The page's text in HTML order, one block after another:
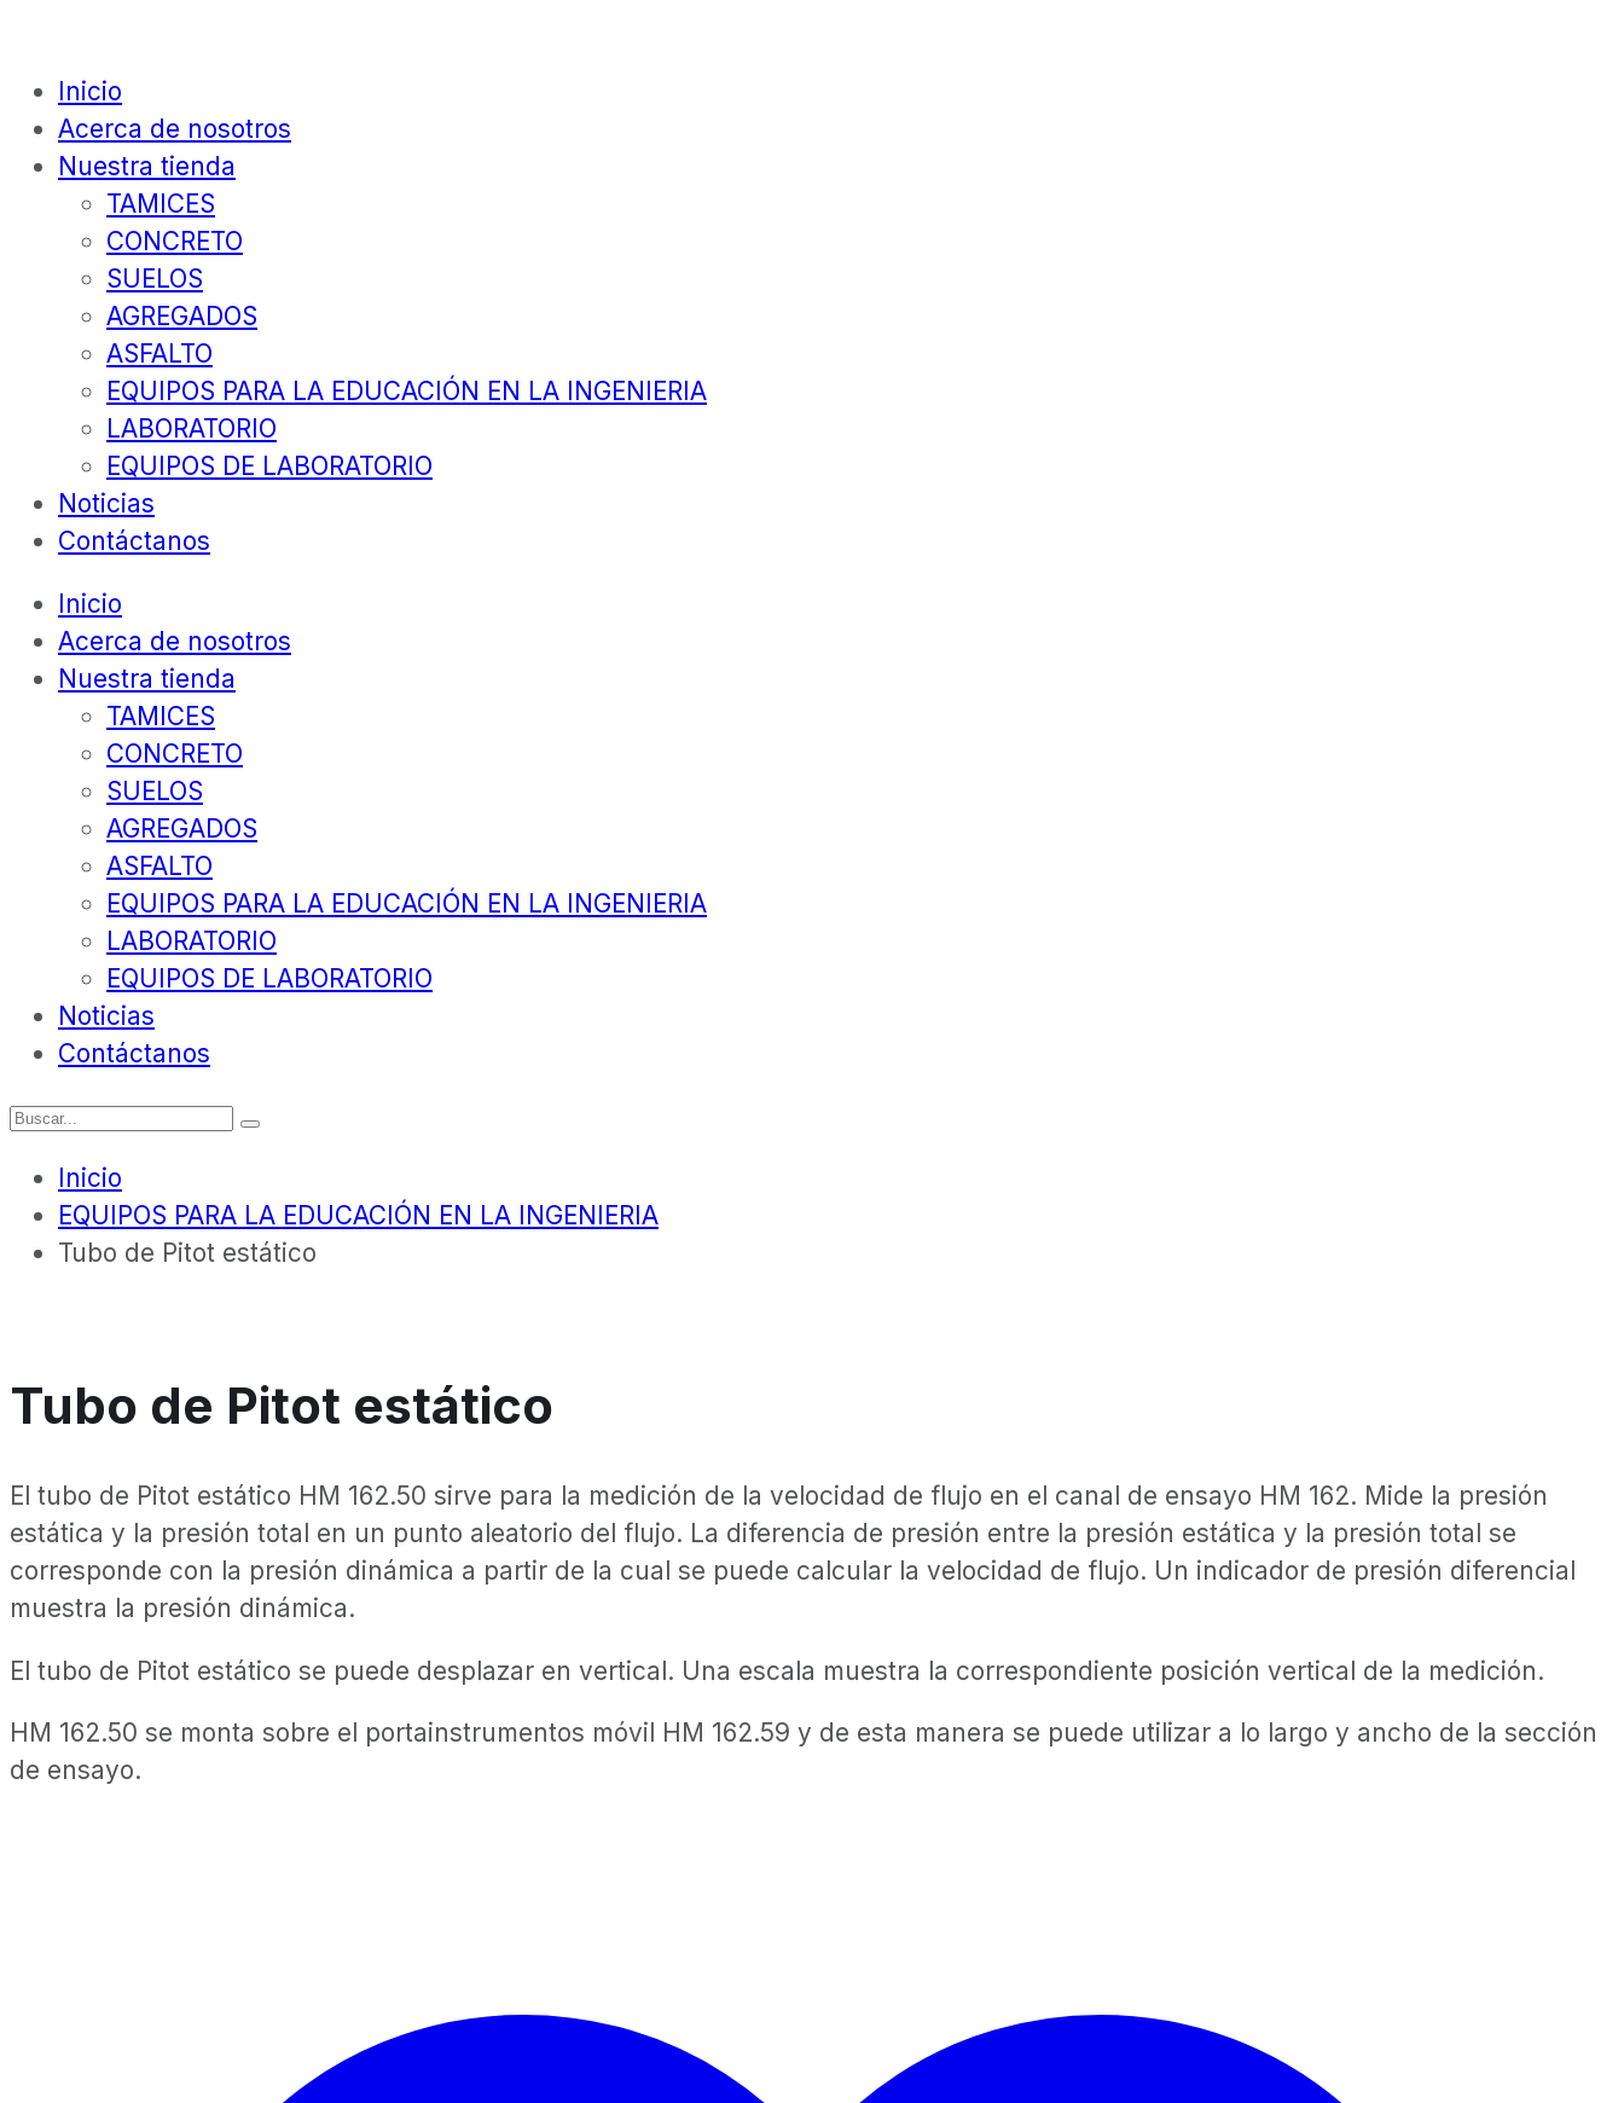
Inicio
Acerca de nosotros
Nuestra tienda
TAMICES
CONCRETO
SUELOS
AGREGADOS
ASFALTO
EQUIPOS PARA LA EDUCACIÓN EN LA INGENIERIA
LABORATORIO
EQUIPOS DE LABORATORIO
Noticias
Contáctanos
Inicio
Acerca de nosotros
Nuestra tienda
TAMICES
CONCRETO
SUELOS
AGREGADOS
ASFALTO
EQUIPOS PARA LA EDUCACIÓN EN LA INGENIERIA
LABORATORIO
EQUIPOS DE LABORATORIO
Noticias
Contáctanos
Inicio
EQUIPOS PARA LA EDUCACIÓN EN LA INGENIERIA
Tubo de Pitot estático
Tubo de Pitot estático
El tubo de Pitot estático HM 162.50 sirve para la medición de la velocidad de flujo en el canal de ensayo HM 162. Mide la presión
estática y la presión total en un punto aleatorio del flujo. La diferencia de presión entre la presión estática y la presión total se
corresponde con la presión dinámica a partir de la cual se puede calcular la velocidad de flujo. Un indicador de presión diferencial
muestra la presión dinámica.
El tubo de Pitot estático se puede desplazar en vertical. Una escala muestra la correspondiente posición vertical de la medición.
HM 162.50 se monta sobre el portainstrumentos móvil HM 162.59 y de esta manera se puede utilizar a lo largo y ancho de la sección
de ensayo.